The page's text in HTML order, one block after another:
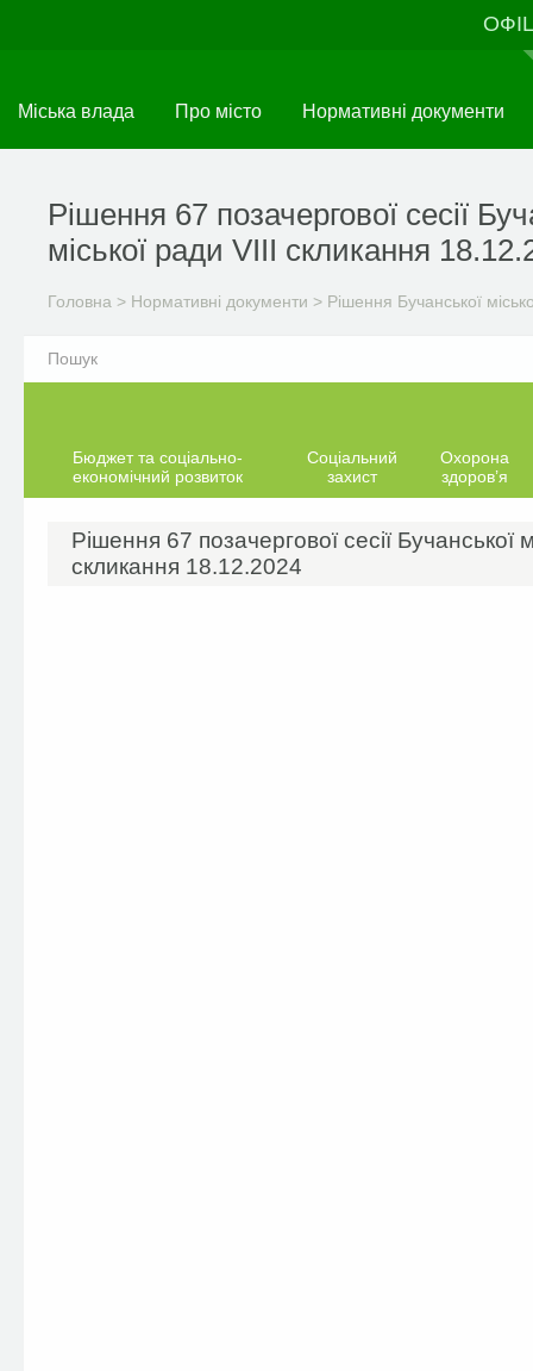
Міська влада Про місто Нормативні документи
Рішення 67 позачергової сесії
міської ради VIIІ скликання
Головна > Нормативні документи > Рішення Бучанської
Бюджет та соціально-
економічний розвиток
Соціальний
захист
Охорона
здоров’я
Рішення 67 позачергової сесії Бучанської
скликання 18.12.2024